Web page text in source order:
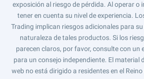
exposición al riesgo de pérdida. Al operar o
tener en cuenta su nivel de experiencia.
Trading implican riesgos adicionales para
naturaleza de tales productos. Si los
parecen claros, por favor, consulte con un
para un consejo independiente. El material
web no está dirigido a residentes en el